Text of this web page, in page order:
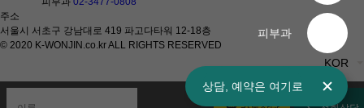
피부과
상담, 예약은 여기로
주소
서울시 서초구 강남대로 419 파고다타워 12-18층
© 2020 K-WONJIN.co.kr ALL RIGHTS RESERVED
KOR